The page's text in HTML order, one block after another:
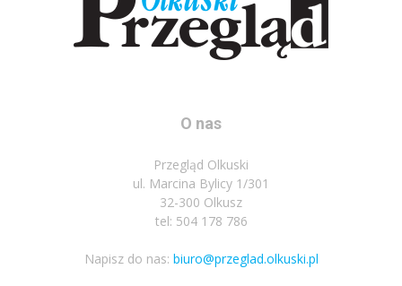
O nas
Przegląd Olkuski
ul. Marcina Bylicy 1/301
32-300 Olkusz
tel: 504 178 786
Napisz do nas: biuro@przeglad.olkuski.pl